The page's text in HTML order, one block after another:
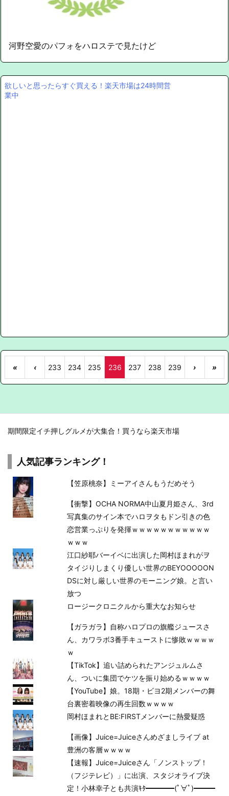
河野空愛のパフォをハロステで見たけど
欲しいと思ったらすぐ買える！楽天市場は24時間営
業中
« ‹ 233 234 235 236 237 238 239 › »
期間限定イチ押しグルメが大集合！買うなら楽天市場
人気記事ランキング！
【笠原桃奈】ミーアイさんもうだめそう
【衝撃】OCHA NORMA中山夏月姫さん、3rd
写真集のサイン本でハロヲタもドン引きの色
恋営業っぷりを発揮ｗｗｗｗｗｗｗｗｗｗｗ
ｗｗｗ
江口紗耶バーイベに出演した岡村ほまれがヲ
タイジりしまくり優しい世界のBEYOOOOON
DSに対し厳しい世界のモーニング娘。と言い
放つ
ロージークロニクルから重大なお知らせ
【ガラガラ】自称ハロプロの旗艦ジュースさ
ん、カワラボ3番手キューストに惨敗ｗｗｗｗ
ｗ
【TikTok】追い詰められたアンジュルムさ
ん、ついに集団でケツを振り始めるｗｗｗｗ
【YouTube】娘。18期・ビヨ2期メンバーの舞
台裏密着映像の再生回数ｗｗｗｗ
岡村ほまれとBE:FIRSTメンバーに熱愛疑惑
【画像】Juice=Juiceさんめざましライブ at
豊洲の客層ｗｗｗｗ
【速報】Juice=Juiceさん「ノンストップ！
（フジテレビ）」に出演、スタジオライブ決
定！小林幸子とも共演ｷﾀ━━━━(ﾟ∀ﾟ)━━━